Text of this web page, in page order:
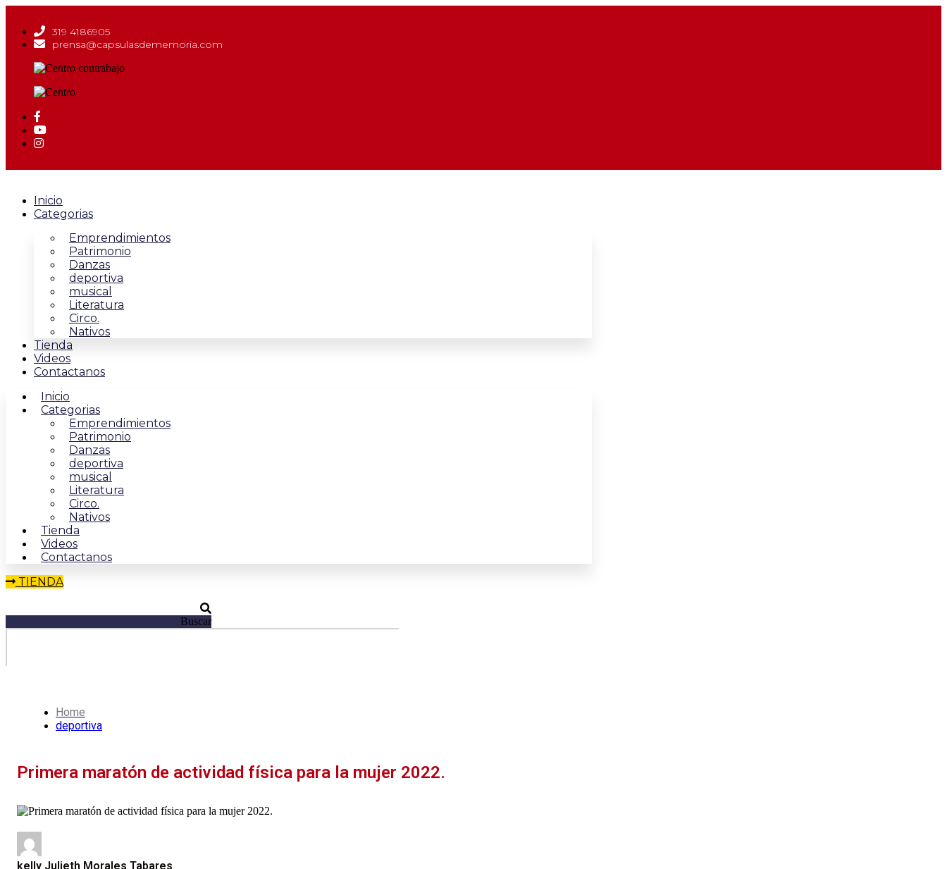
319 4186905
prensa@capsulasdememoria.com
Inicio
Categorias
Emprendimientos
Patrimonio
Danzas
deportiva
musical
Literatura
Circo.
Nativos
Tienda
Videos
Contactanos
Inicio
Categorias
Emprendimientos
Patrimonio
Danzas
deportiva
musical
Literatura
Circo.
Nativos
Tienda
Videos
Contactanos
TIENDA
Buscar
Home
deportiva
Primera maratón de actividad física para la mujer 2022.
kelly Julieth Morales Tabares